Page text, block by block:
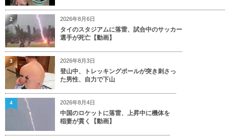
2026年8月6日
タイのスタジアムに落雷、試合中のサッカー
選手が死亡【動画】
2
2026年8月3日
登山中、トレッキングポールが突き刺さっ
た男性、自力で下山
3
2026年8月4日
中国のロケットに落雷、上昇中に機体を
稲妻が貫く【動画】
4